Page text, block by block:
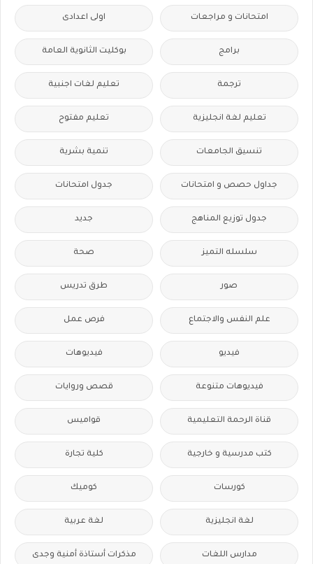
امتحانات و مراجعات اولى اعدادى
برامج بوكليت الثانوية العامة
ترجمة تعليم لغات اجنبية
تعليم لغة انجليزية تعليم مفتوح
تنسيق الجامعات تنمية بشرية
جداول حصص و امتحانات جدول امتحانات
جدول توزيع المناهج جديد
سلسله التميز صحة
صور طرق تدريس
علم النفس والاجتماع فرص عمل
فيديو فيديوهات
فيديوهات متنوعة قصص وروايات
قناة الرحمة التعليمية قواميس
كتب مدرسية و خارجية كلية تجارة
كورسات كوميك
لغة انجليزية لغة عربية
مدارس اللغات مذكرات أستاذة أمنية وجدى